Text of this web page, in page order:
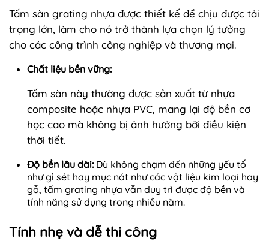
Tấm sàn grating nhựa được thiết kế để chịu được tải
trọng lớn, làm cho nó trở thành lựa chọn lý tưởng
cho các công trình công nghiệp và thương mại.
Chất liệu bền vững:
Tấm sàn này thường được sản xuất từ nhựa
composite hoặc nhựa PVC, mang lại độ bền cơ
học cao mà không bị ảnh hưởng bởi điều kiện
thời tiết.
Độ bền lâu dài:Dù không chạm đến những yếu tố
như gỉ sét hay mục nát như các vật liệu kim loại hay
gỗ, tấm grating nhựa vẫn duy trì được độ bền và
tính năng sử dụng trong nhiều năm.
Tính nhẹ và dễ thi công